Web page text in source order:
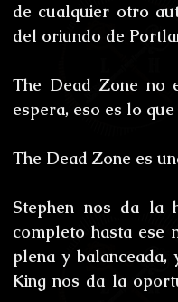
de cualquier otro
del oriundo de
The Dead Zone no
espera, eso es lo
The Dead Zone es
Stephen nos da la
completo hasta ese
plena y
King nos da la